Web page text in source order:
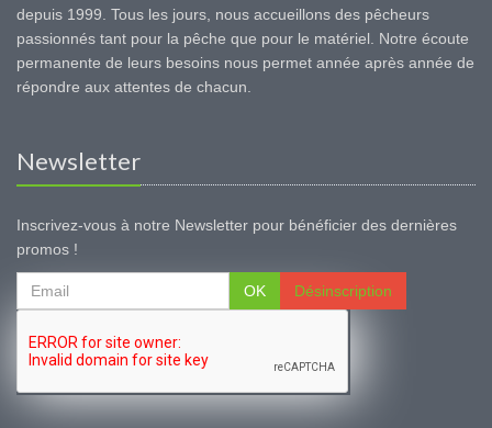
depuis 1999. Tous les jours, nous accueillons des pêcheurs
passionnés tant pour la pêche que pour le matériel. Notre écoute
permanente de leurs besoins nous permet année après année de
répondre aux attentes de chacun.
Newsletter
Inscrivez-vous à notre Newsletter pour bénéficier des dernières
promos !
OK Désinscription